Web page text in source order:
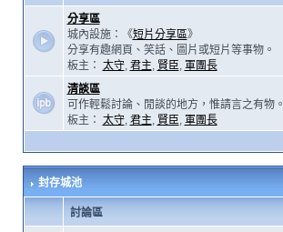
分享區
城內設施：《短片分享區》
分享有趣網頁、笑話、圖片或短片等事物。
板主： 太守, 君主, 賢臣, 軍團長
清談區
可作輕鬆討論、閒談的地方，惟請言之有物。
板主： 太守, 君主, 賢臣, 軍團長
封存城池
討論區